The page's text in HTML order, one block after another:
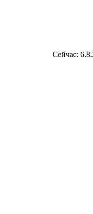
Сейчас: